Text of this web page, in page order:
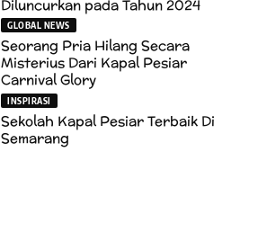
Diluncurkan pada Tahun 2024
GLOBAL NEWS
Seorang Pria Hilang Secara
Misterius Dari Kapal Pesiar
Carnival Glory
INSPIRASI
Sekolah Kapal Pesiar Terbaik Di
Semarang